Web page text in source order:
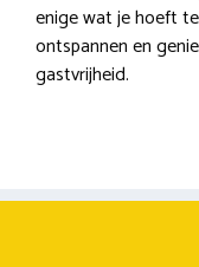
enige wat je hoeft
ontspannen en
gastvrijheid.